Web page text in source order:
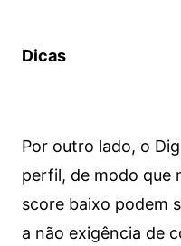
Dicas
Por outro lado, o
perfil, de modo que
score baixo podem
a não exigência de